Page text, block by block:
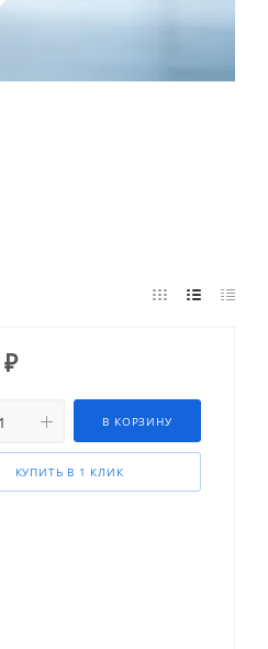
₽
В КОРЗИНУ
КУПИТЬ В 1 КЛИК